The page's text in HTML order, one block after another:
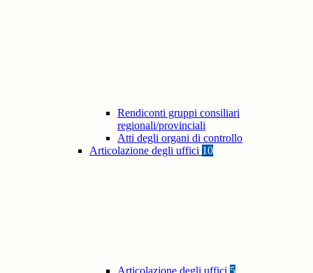
Rendiconti gruppi consiliari
regionali/provinciali
Atti degli organi di controllo
Articolazione degli uffici 10